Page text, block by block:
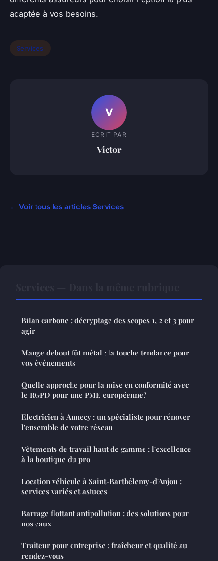
adaptée à vos besoins.
Services
V
ECRIT PAR
Victor
← Voir tous les articles Services
Bilan carbone : décryptage des scopes 1, 2 et 3 pour
agir
Mange debout fût métal : la touche tendance pour
vos événements
Quelle approche pour la mise en conformité avec
le RGPD pour une PME européenne?
Electricien à Annecy : un spécialiste pour rénover
l'ensemble de votre réseau
Vêtements de travail haut de gamme : l'excellence
à la boutique du pro
Location véhicule à Saint-Barthélemy-d'Anjou :
services variés et astuces
Barrage flottant antipollution : des solutions pour
nos eaux
Traiteur pour entreprise : fraîcheur et qualité au
rendez-vous